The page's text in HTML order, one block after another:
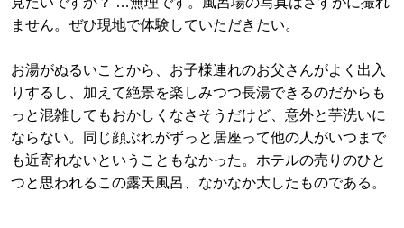
ません。ぜひ現地で体験していただきたい。
お湯がぬるいことから、お子様連れのお父さんがよく出入
りするし、加えて絶景を楽しみつつ長湯できるのだからも
っと混雑してもおかしくなさそうだけど、意外と芋洗いに
ならない。同じ顔ぶれがずっと居座って他の人がいつまで
も近寄れないということもなかった。ホテルの売りのひと
つと思われるこの露天風呂、なかなか大したものである。